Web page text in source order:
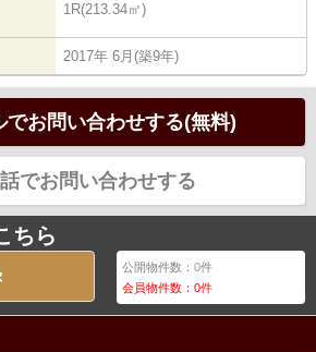
1R(213.34㎡)
2017年 6月(築9年)
でお問い合わせする(無料)
でお問い合わせする
ちら
公開物件数：0件
会員物件数：0件